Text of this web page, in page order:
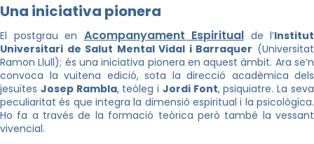
Una iniciativa pionera
El postgrau en Acompanyament Espiritual de l’Institut
Universitari de Salut Mental Vidal i Barraquer (Universitat
Ramon Llull); és una iniciativa pionera en aquest àmbit. Ara se’n
convoca la vuitena edició, sota la direcció acadèmica dels
jesuïtes Josep Rambla, teòleg i Jordi Font, psiquiatre. La seva
peculiaritat és que integra la dimensió espiritual i la psicològica.
Ho fa a través de la formació teòrica però també la vessant
vivencial.